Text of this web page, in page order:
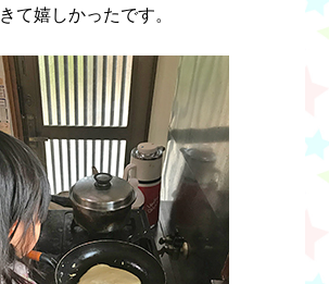
きて嬉しかったです。